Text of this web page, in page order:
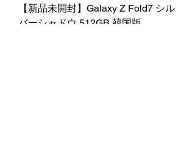
【新品未開封】Galaxy Z Fold7 シル
バーシャドウ 512GB 韓国版